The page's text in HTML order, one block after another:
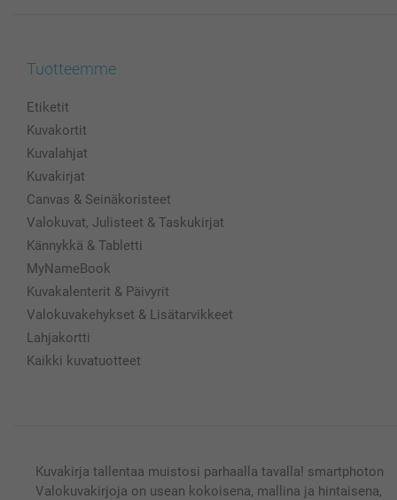
Tuotteemme
Etiketit
Kuvakortit
Kuvalahjat
Kuvakirjat
Canvas & Seinäkoristeet
Valokuvat, Julisteet & Taskukirjat
Kännykkä & Tabletti
MyNameBook
Kuvakalenterit & Päivyrit
Valokuvakehykset & Lisätarvikkeet
Lahjakortti
Kaikki kuvatuotteet
Kuvakirja tallentaa muistosi parhaalla tavalla! smartphoton
Valokuvakirjoja on usean kokoisena, mallina ja hintaisena,